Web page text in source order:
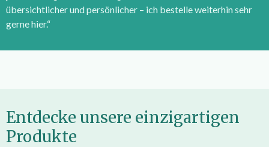
übersichtlicher und persönlicher – ich bestelle weiterhin sehr
gerne hier.“
Entdecke unsere einzigartigen
Produkte